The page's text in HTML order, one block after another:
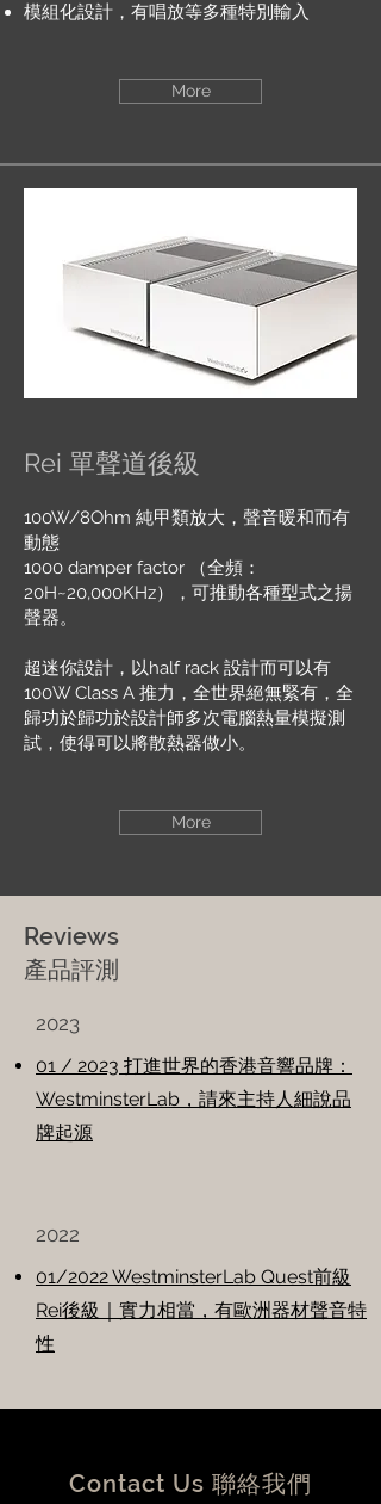
模組化設計，有唱放等多種特別輸入
More
Rei 單聲道後級
100W/8Ohm 純甲類放大，聲音暖和而有
動態
1000 damper factor （全頻：
20H~20,000KHz），可推動各種型式之揚
聲器。
超迷你設計，以half rack 設計而可以有
100W Class A 推力，全世界絕無緊有，全
歸功於歸功於設計師多次電腦熱量模擬測
試，使得可以將散熱器做小。
More
Reviews
產品評測
2023
01 / 2023 ​打進世界的香港音響品牌：
WestminsterLab，請來主持人細說品
牌起源
2022
01/2022 WestminsterLab Quest前級
Rei後級｜實力相當，有歐洲器材聲音特
性
Contact Us 聯絡我們